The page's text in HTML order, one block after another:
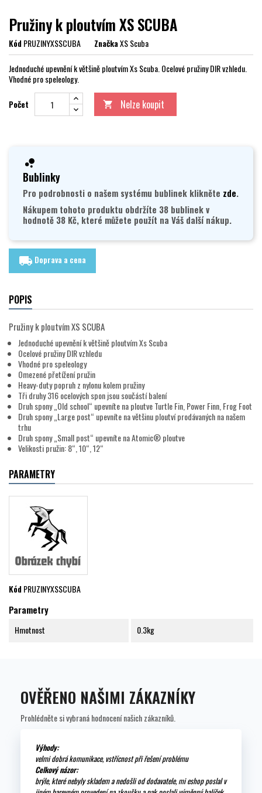
Pružiny k ploutvím XS SCUBA
KódPRUZINYXSSCUBA ZnačkaXS Scuba
Jednoduché upevnění k většině ploutvím Xs Scuba. Ocelové pružiny DIR vzhledu.
Vhodné pro speleology.
Počet  Nelze koupit
Bublinky
Pro podrobnosti o našem systému bublinek klikněte zde.
Nákupem tohoto produktu obdržíte 38 bublinek v
hodnotě 38 Kč, které můžete použít na Váš další nákup.
local_shipping Doprava a cena
POPIS
Pružiny k ploutvím XS SCUBA
Jednoduché upevnění k většině ploutvím Xs Scuba
Ocelové pružiny DIR vzhledu
Vhodné pro speleology
Omezené přetížení pružin
Heavy-duty popruh z nylonu kolem pružiny
Tři druhy 316 ocelových spon jsou součástí balení
Druh spony „Old school“ upevníte na ploutve Turtle Fin, Power Finn, Frog Foot
Druh spony „Large post“ upevníte na většinu ploutví prodávaných na našem
trhu
Druh spony „Small post“ upevníte na Atomic® ploutve
Velikosti pružin: 8“, 10“, 12“
PARAMETRY
KódPRUZINYXSSCUBA
Parametry
Hmotnost 0.3kg
OVĚŘENO NAŠIMI ZÁKAZNÍKY
Prohlédněte si vybraná hodnocení našich zákazníků.
Výhody:
velmi dobrá komunikace, vstřícnost při řešení problému
Celkový názor:
brýle, které nebyly skladem a nedošli od dodavatele, mi eshop poslal v